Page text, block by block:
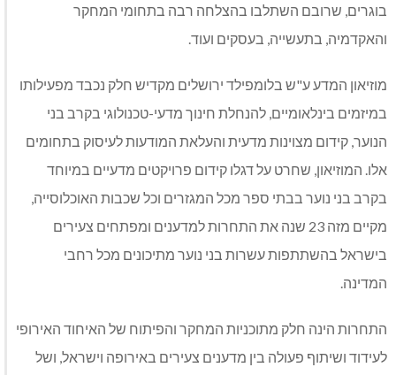
בוגרים, שרובם השתלבו בהצלחה רבה בתחומי המחקר
והאקדמיה, בתעשייה, בעסקים ועוד.
מוזיאון המדע ע"ש בלומפילד ירושלים מקדיש חלק נכבד מפעילותו
במיזמים בינלאומיים, להנחלת חינוך מדעי-טכנולוגי בקרב בני
הנוער, קידום מצוינות מדעית והעלאת המודעות לעיסוק בתחומים
אלו. המוזיאון, שחרט על דגלו קידום פרויקטים מדעיים במיוחד
בקרב בני נוער בבתי ספר מכל המגזרים וכל שכבות האוכלוסייה,
מקיים מזה 23 שנה את התחרות למדענים ומפתחים צעירים
בישראל בהשתתפות עשרות בני נוער מתיכונים מכל רחבי
המדינה.
התחרות הינה חלק מתוכניות המחקר והפיתוח של האיחוד האירופי
לעידוד ושיתוף פעולה בין מדענים צעירים באירופה וישראל, ושל